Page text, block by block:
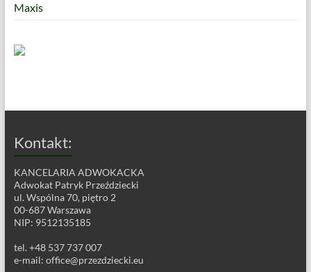
Maxis
Kontakt:
KANCELARIA ADWOKACKA
Adwokat Patryk Przeździecki
ul. Wspólna 70, piętro 2
00-687 Warszawa
NIP: 9512135185
tel. +48 537 737 007
e-mail: office@przezdziecki.eu